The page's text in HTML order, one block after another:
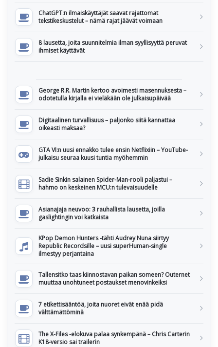
ChatGPT:n ilmaiskäyttäjät saavat rajattomat
tekstikeskustelut – nämä rajat jäävät voimaan
8 lausetta, joita suunnitelmia ilman syyllisyyttä peruvat
ihmiset käyttävät
George R.R. Martin kertoo avoimesti masennuksesta –
odotetulla kirjalla ei vieläkään ole julkaisupäivää
Digitaalinen turvallisuus – paljonko siitä kannattaa
oikeasti maksaa?
GTA VI:n uusi ennakko tulee ensin Netflixiin – YouTube-
julkaisu seuraa kuusi tuntia myöhemmin
Sadie Sinkin salainen Spider-Man-rooli paljastui –
hahmo on keskeinen MCU:n tulevaisuudelle
Asianajaja neuvoo: 3 rauhallista lausetta, joilla
gaslightingin voi katkaista
KPop Demon Hunters -tähti Audrey Nuna siirtyy
Republic Recordsille – uusi superHuman-single
ilmestyy perjantaina
Tallensitko taas kiinnostavan paikan someen? Outernet
muuttaa unohtuneet postaukset menovinkeiksi
7 etikettisääntöä, joita nuoret eivät enää pidä
välttämättöminä
The X-Files -elokuva palaa synkempänä – Chris Carterin
K18-versio sai trailerin